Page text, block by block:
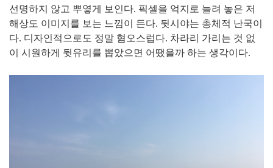
선명하지 않고 뿌옇게 보인다. 픽셀을 억지로 늘려 놓은 저
해상도 이미지를 보는 느낌이 든다. 뒷시야는 총체적 난국이
다. 디자인적으로도 정말 혐오스럽다. 차라리 가리는 것 없
이 시원하게 뒷유리를 뽑았으면 어땠을까 하는 생각이다.